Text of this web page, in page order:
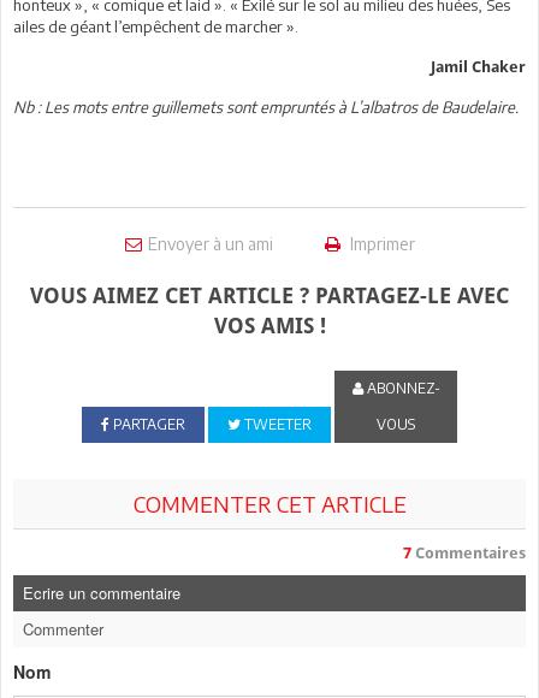
honteux », « comique et laid ». « Exilé sur le sol au milieu des huées, Ses
ailes de géant l’empêchent de marcher ».
Jamil Chaker
Nb : Les mots entre guillemets sont empruntés à L’albatros de Baudelaire.
Envoyer à un ami Imprimer
VOUS AIMEZ CET ARTICLE ? PARTAGEZ-LE AVEC
VOS AMIS !
PARTAGER TWEETER
ABONNEZ-
VOUS
COMMENTER CET ARTICLE
7 Commentaires
Ecrire un commentaire
Commenter
Nom